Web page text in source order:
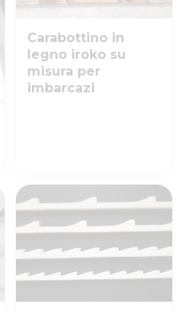
Carabottino in
legno iroko su
misura per
imbarcazi